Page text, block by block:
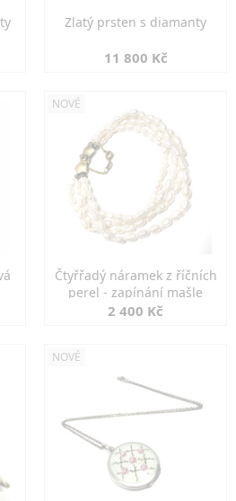
Zlatý prsten s diamanty
11 800 Kč
NOVÉ
Čtyřřadý náramek z říčních
perel - zapínání mašle
2 400 Kč
NOVÉ